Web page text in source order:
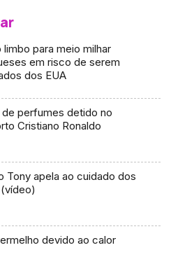
limbo para meio milhar
em risco de serem
dos EUA
de perfumes detido no
Cristiano Ronaldo
Tony apela ao cuidado dos
devido ao calor